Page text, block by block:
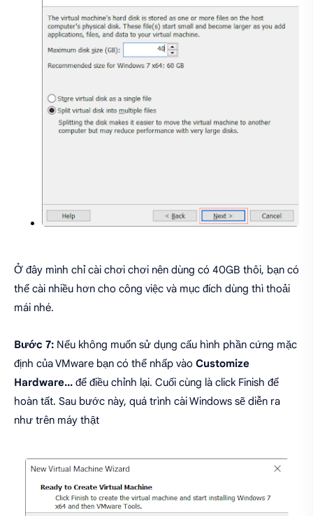
Ở đây mình chỉ cài chơi chơi nên dùng có 40GB thôi, bạn có
thể cài nhiều hơn cho công việc và mục đích dùng thì thoải
mái nhé.
Bước 7: Nếu không muốn sử dụng cấu hình phần cứng mặc
định của VMware bạn có thể nhấp vào Customize
Hardware... để điều chỉnh lại. Cuối cùng là click Finish để
hoàn tất. Sau bước này, quá trình cài Windows sẽ diễn ra
như trên máy thật